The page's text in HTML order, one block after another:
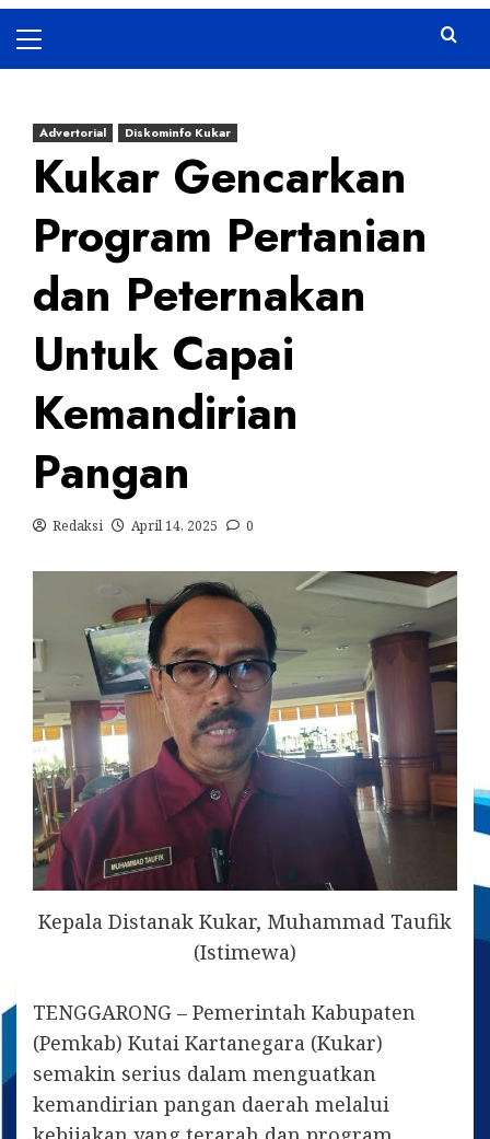
Menu
Advertorial Diskominfo Kukar
Kukar Gencarkan
Program Pertanian
dan Peternakan
Untuk Capai
Kemandirian
Pangan
Redaksi April 14, 2025 0
Kepala Distanak Kukar, Muhammad Taufik
(Istimewa)
TENGGARONG – Pemerintah Kabupaten
(Pemkab) Kutai Kartanegara (Kukar)
semakin serius dalam menguatkan
kemandirian pangan daerah melalui